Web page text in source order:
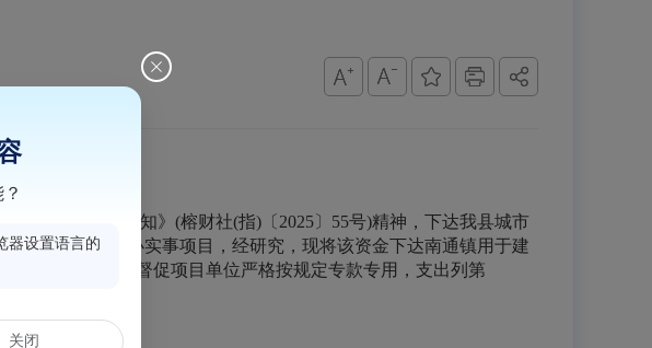
奖补资金的通知》(榕财社(指)〔2025〕55号)精神，下达我县城市
年省级为民办实事项目，经研究，现将该资金下达南通镇用于建
强资金管理并督促项目单位严格按规定专款专用，支出列第
器设置语言的
关闭